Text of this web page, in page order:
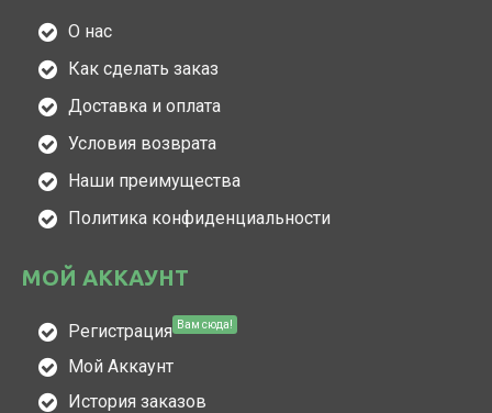
О нас
Как сделать заказ
Доставка и оплата
Условия возврата
Наши преимущества
Политика конфиденциальности
МОЙ АККАУНТ
Регистрация Вам сюда!
Мой Аккаунт
История заказов